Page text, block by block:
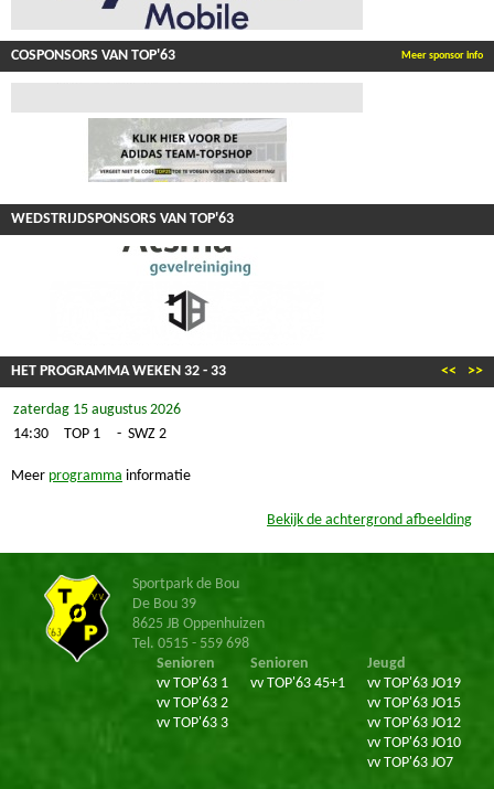
COSPONSORS VAN TOP'63 Meer sponsor info
WEDSTRIJDSPONSORS VAN TOP'63
HET PROGRAMMA WEKEN 32 - 33 >>
<<
zaterdag 15 augustus 2026
14:30
TOP 1 - SWZ 2
Meer programma informatie
Bekijk de achtergrond afbeelding
Sportpark de Bou
De Bou 39
8625 JB Oppenhuizen
Tel. 0515 - 559 698
Senioren
vv TOP'63 1
vv TOP'63 2
vv TOP'63 3
Senioren
vv TOP'63 45+1
Jeugd
vv TOP'63 JO19
vv TOP'63 JO15
vv TOP'63 JO12
vv TOP'63 JO10
vv TOP'63 JO7